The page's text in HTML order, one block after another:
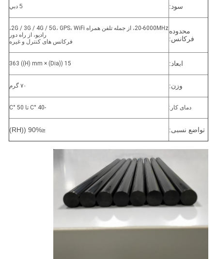
سود: 5 دبي
محدوده
فرکانس:
20-6000MHz، از جمله تلفن همراه 2G / 3G / 4G / 5G، GPS، WiFi،
رادیو، از راه دور
فرکانس های کنترل و غیره
ابعاد: 15 ((Dia) × 363 ((H) mm
وزن: ۷۰ گرم
دمای کار: -40 °C تا 50 °C
تواضع نسبی: ≤90% ((RH)